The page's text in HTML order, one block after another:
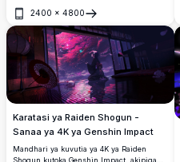
Genshin Impact akiwa amevaa kimono ya
kijapani cha jadi kilichopambwa na maua
ya urujuani. Mapetali mazuri ya cherry
blossom yanaanguka karibu na umbo lake
la kimaridadi, yakiunda mazingira ya
utulivu na ya kisiri yanayofaa kwa wapenzi
wa anime.
2400 × 4800
Fungua
Karatasi ya Raiden Shogun -
Sanaa ya 4K ya Genshin Impact
Mandhari ya kuvutia ya 4K ya Raiden